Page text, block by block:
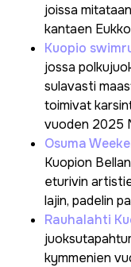
joissa
kantaen
Kuopio
jossa
sulavasti
toimivat
vuoden 2025
Osuma
Kuopion
eturivin
lajin, padelin
Rauhalahti
kymmenien